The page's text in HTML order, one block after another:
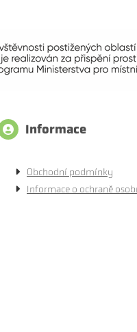
Informace
Obchodní podmínky
Informace o ochraně